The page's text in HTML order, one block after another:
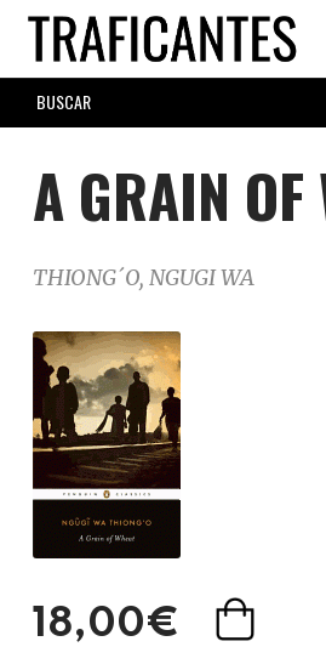
Skip
main
content
SEARCH
FORM
A GRAIN OF
THIONG´O, NGUGI WA
18,00€